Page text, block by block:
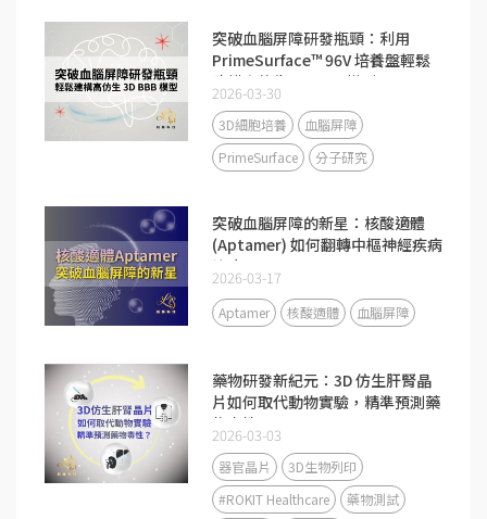
突破血腦屏障研發瓶頸：利用
PrimeSurface™ 96V 培養盤輕鬆
建構高仿生 3D BBB 模型
2026-03-30
3D細胞培養
血腦屏障
PrimeSurface
分子研究
突破血腦屏障的新星：核酸適體
(Aptamer) 如何翻轉中樞神經疾病
治療？
2026-03-17
Aptamer 核酸適體 血腦屏障
藥物研發新紀元：3D 仿生肝腎晶
片如何取代動物實驗，精準預測藥
物毒性？
2026-03-03
器官晶片
3D生物列印
#ROKIT Healthcare
藥物測試